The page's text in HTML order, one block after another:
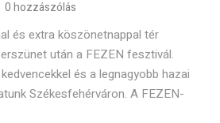
0 hozzászólás
és extra köszönetnappal tér
után a FEZEN fesztivál.
és a legnagyobb hazai
Székesfehérváron. A FEZEN-